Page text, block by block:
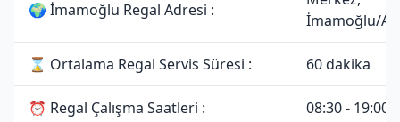
🌍 İmamoğlu Regal Adresi :
İmamoğlu/
⌛ Ortalama Regal Servis Süresi : 60 dakika
⏰ Regal Çalışma Saatleri : 08:30 - 19:00